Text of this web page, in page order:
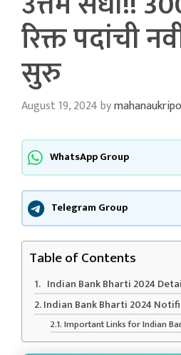
रिक्त पदांची
सुरु
August 19, 2024by
WhatsApp Group
Telegram Group
Table of Contents
Indian Bank Bharti 2024
Indian Bank Bharti 2024
Important Links for Indian